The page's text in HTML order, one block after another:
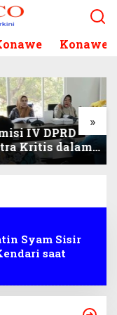
Konawe
»
IV DPRD
Kritis dalam
KUA-
Syam Sisir
saat